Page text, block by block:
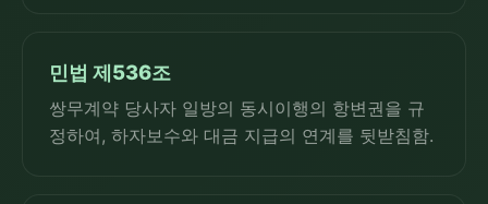
민법 제536조
쌍무계약 당사자 일방의 동시이행의 항변권을 규
정하여, 하자보수와 대금 지급의 연계를 뒷받침함.